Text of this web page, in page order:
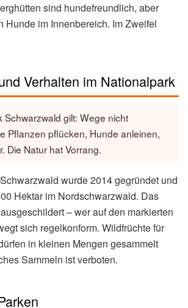
sind hundefreundlich, aber
Hunde im Innenbereich. Im Zweifel
Verhalten im Nationalpark
Schwarzwald gilt: Wege nicht
Pflanzen pflücken, Hunde anleinen,
Die Natur hat Vorrang.
wurde 2014 gegründet und
Hektar im Nordschwarzwald. Das
– wer auf den markierten
sich regelkonform. Wildfrüchte für
in kleinen Mengen gesammelt
Sammeln ist verboten.